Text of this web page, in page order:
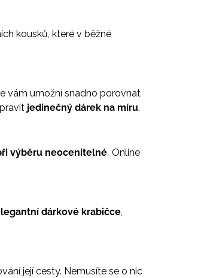
kousků, které v běžné
vám umožní snadno porovnat
jedinečný dárek na míru.
výběru neocenitelné. Online
dárkové krabičce,
její cesty. Nemusíte se o nic